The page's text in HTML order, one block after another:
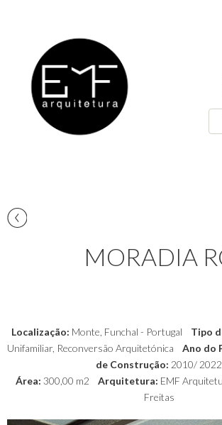
MORADIA
Localização: Monte, Funchal - Portugal Tipo
Unifamiliar, Reconversão Arquitetónica Ano do
de Construção: 2010/ 2022
Área: 300,00 m2 Arquitetura: EMF
Freitas